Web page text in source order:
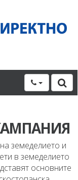
земеделието и
в земеделието
основните